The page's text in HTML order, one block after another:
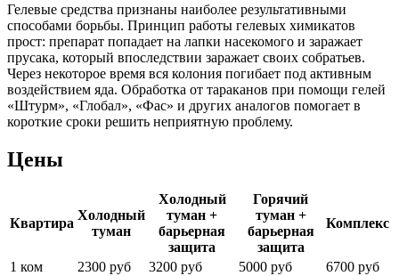
Гелевые средства признаны наиболее результативными
способами борьбы. Принцип работы гелевых химикатов
прост: препарат попадает на лапки насекомого и заражает
прусака, который впоследствии заражает своих собратьев.
Через некоторое время вся колония погибает под активным
воздействием яда. Обработка от тараканов при помощи гелей
«Штурм», «Глобал», «Фас» и других аналогов помогает в
короткие сроки решить неприятную проблему.
Цены
Квартира
Холодный
туман
Холодный
туман +
барьерная
защита
Горячий
туман +
барьерная
защита
Комплекс
1 ком 2300 руб 3200 руб 5000 руб
6700 руб